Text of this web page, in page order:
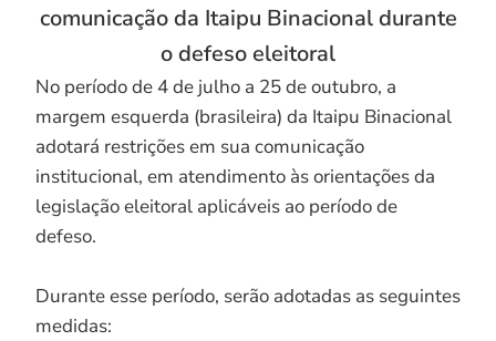
comunicação da Itaipu Binacional durante
o defeso eleitoral
No período de 4 de julho a 25 de outubro, a
margem esquerda (brasileira) da Itaipu Binacional
adotará restrições em sua comunicação
institucional, em atendimento às orientações da
legislação eleitoral aplicáveis ao período de
defeso.
Durante esse período, serão adotadas as seguintes
medidas: